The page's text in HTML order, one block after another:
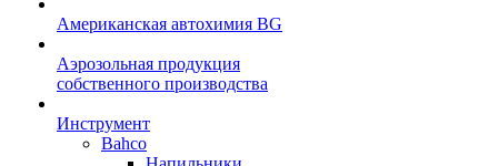
Американская автохимия BG
Аэрозольная продукция
собственного производства
Инструмент
Bahco